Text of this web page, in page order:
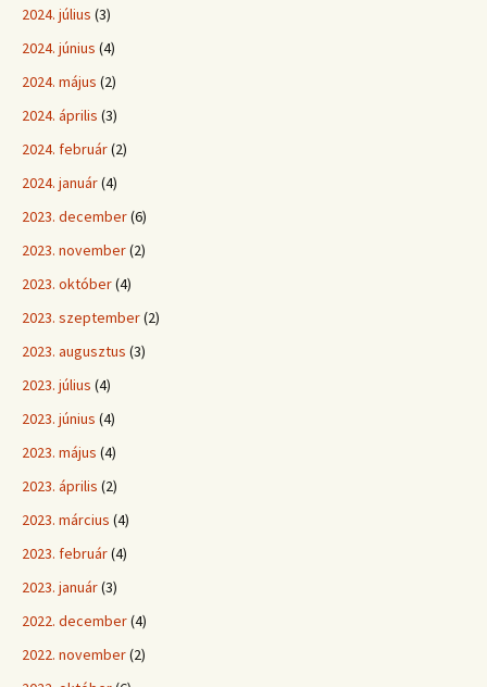
2024. július (3)
2024. június (4)
2024. május (2)
2024. április (3)
2024. február(2)
2024. január(4)
2023. december(6)
2023. november(2)
2023. október(4)
2023. szeptember(2)
2023. augusztus (3)
2023. július (4)
2023. június (4)
2023. május (4)
2023. április (2)
2023. március (4)
2023. február(4)
2023. január(3)
2022. december(4)
2022. november(2)